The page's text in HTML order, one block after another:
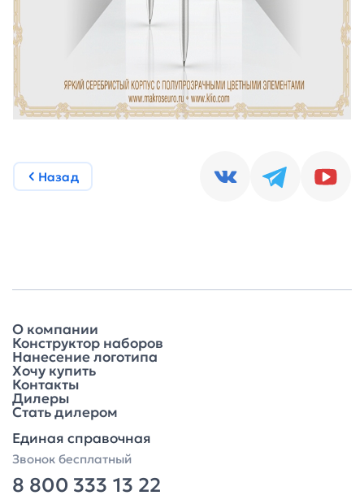
Назад
О компании
Конструктор наборов
Нанесение логотипа
Хочу купить
Контакты
Дилеры
Стать дилером
Единая справочная
Звонок бесплатный
8 800 333 13 22